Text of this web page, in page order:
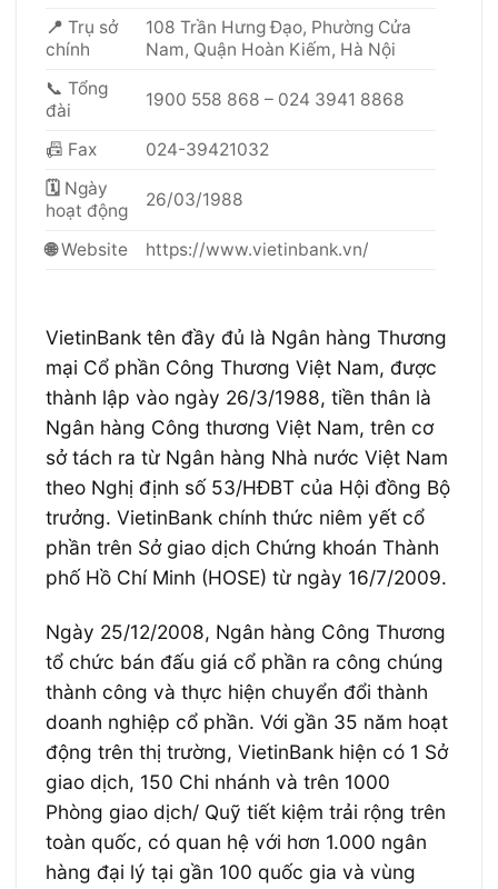
📍 Trụ sở
chính
108 Trần Hưng Đạo, Phường Cửa
Nam, Quận Hoàn Kiếm, Hà Nội
📞 Tổng
đài
1900 558 868 – 024 3941 8868
📠 Fax
024-39421032
🗓 Ngày
hoạt động
26/03/1988
🌐Website https://www.vietinbank.vn/
VietinBank tên đầy đủ là Ngân hàng Thương
mại Cổ phần Công Thương Việt Nam, được
thành lập vào ngày 26/3/1988, tiền thân là
Ngân hàng Công thương Việt Nam, trên cơ
sở tách ra từ Ngân hàng Nhà nước Việt Nam
theo Nghị định số 53/HĐBT của Hội đồng Bộ
trưởng. VietinBank chính thức niêm yết cổ
phần trên Sở giao dịch Chứng khoán Thành
phố Hồ Chí Minh (HOSE) từ ngày 16/7/2009.
Ngày 25/12/2008, Ngân hàng Công Thương
tổ chức bán đấu giá cổ phần ra công chúng
thành công và thực hiện chuyển đổi thành
doanh nghiệp cổ phần. Với gần 35 năm hoạt
động trên thị trường, VietinBank hiện có 1 Sở
giao dịch, 150 Chi nhánh và trên 1000
Phòng giao dịch/ Quỹ tiết kiệm trải rộng trên
toàn quốc, có quan hệ với hơn 1.000 ngân
hàng đại lý tại gần 100 quốc gia và vùng